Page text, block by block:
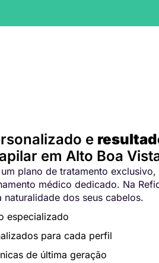
e
em Alto Boa
plano de tratamento
médico dedicado. Na
dos seus cabelos.
especializado
para cada perfil
de última geração